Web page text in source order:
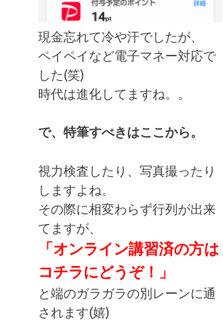
現金忘れて冷や汗でしたが、
ペイペイなど電子マネー対応で
した(笑)
時代は進化してますね。。
で、特筆すべきはここから。
視力検査したり、写真撮ったり
しますよね。
その際に相変わらず行列が出来
てますが、
「オンライン講習済の方は
コチラにどうぞ！」
と端のガラガラの別レーンに通
されます(嬉)